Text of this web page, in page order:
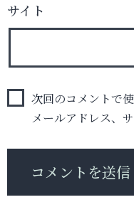
サイト
次回のコメントで
メールアドレス、